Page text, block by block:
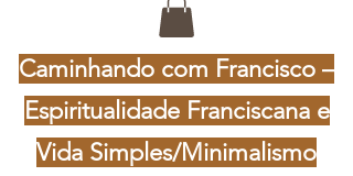
Caminhando com Francisco –
Espiritualidade Franciscana e
Vida Simples/Minimalismo